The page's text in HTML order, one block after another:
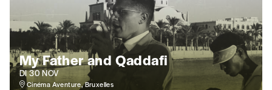
personnelles (RGPD)
Ajouter un message (facultatif)
My Father and Qaddafi
DI 30 NOV
Cinéma Aventure, Bruxelles